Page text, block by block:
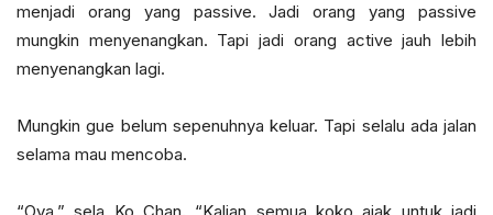
menjadi orang yang passive. Jadi orang yang passive
mungkin menyenangkan. Tapi jadi orang active jauh lebih
menyenangkan lagi.
Mungkin gue belum sepenuhnya keluar. Tapi selalu ada jalan
selama mau mencoba.